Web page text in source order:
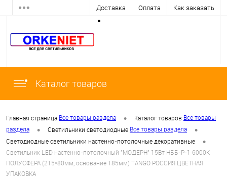
Доставка Оплата Как заказать
Каталог товаров
Главная страница Все товары раздела • Каталог товаров Все товары
раздела
• Светильники светодиодные Все товары раздела •
Светодиодные светильники настенно-потолочные декоративные •
Светильник LED настенно-потолочный "МОДЕРН" 15Вт НББ-Р-1 6000К
ПОЛУСФЕРА (215*80мм, основание 185мм) TANGO РОССИЯ ЦВЕТНАЯ
УПАКОВКА